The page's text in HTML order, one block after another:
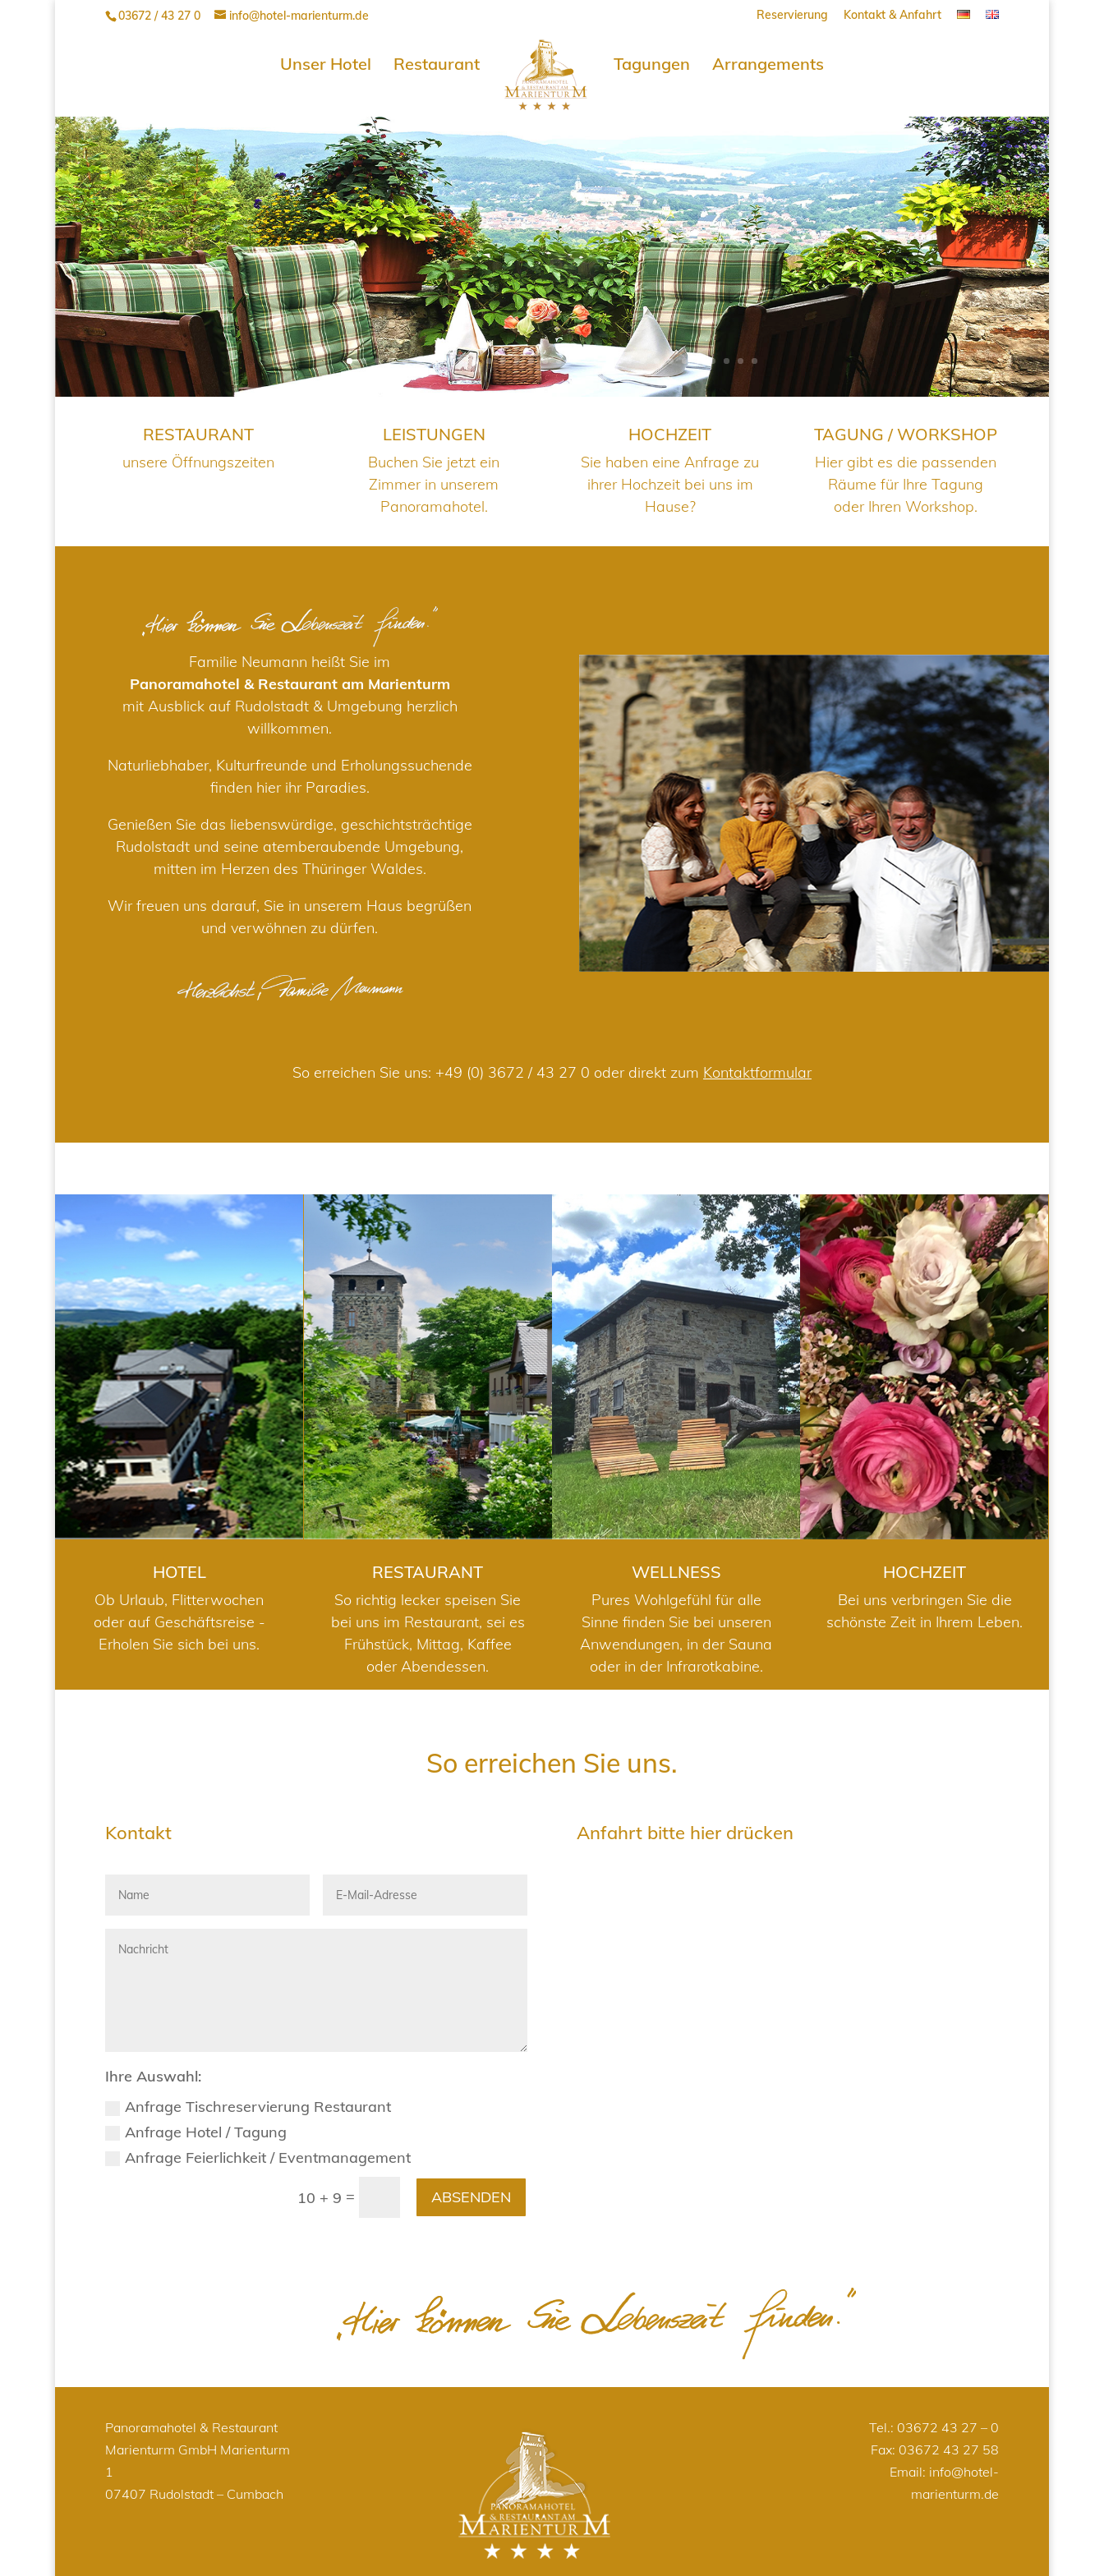
03672 / 43 27 0 info@hotel-marienturm.de Reservierung Kontakt & Anfahrt
Unser Hotel Restaurant Tagungen Arrangements
RESTAURANT
unsere Öffnungszeiten
LEISTUNGEN
Buchen Sie jetzt ein
Zimmer in unserem
Panoramahotel.
HOCHZEIT
Sie haben eine Anfrage zu
ihrer Hochzeit bei uns im
Hause?
TAGUNG / WORKSHOP
Hier gibt es die passenden
Räume für Ihre Tagung
oder Ihren Workshop.
Familie Neumann heißt Sie im
Panoramahotel & Restaurant am Marienturm
mit Ausblick auf Rudolstadt & Umgebung herzlich
willkommen.
Naturliebhaber, Kulturfreunde und Erholungssuchende
finden hier ihr Paradies.
Genießen Sie das liebenswürdige, geschichtsträchtige
Rudolstadt und seine atemberaubende Umgebung,
mitten im Herzen des Thüringer Waldes.
Wir freuen uns darauf, Sie in unserem Haus begrüßen
und verwöhnen zu dürfen.
So erreichen Sie uns: +49 (0) 3672 / 43 27 0 oder direkt zum Kontaktformular
HOTEL
HOTEL
Ob Urlaub, Flitterwochen
oder auf Geschäftsreise -
Erholen Sie sich bei uns.
RESTAURANT
RESTAURANT
So richtig lecker speisen Sie
bei uns im Restaurant, sei es
Frühstück, Mittag, Kaffee
oder Abendessen.
WELLNESS
WELLNESS
Pures Wohlgefühl für alle
Sinne finden Sie bei unseren
Anwendungen, in der Sauna
oder in der Infrarotkabine.
HOCHZEIT
HOCHZEIT
Bei uns verbringen Sie die
schönste Zeit in Ihrem Leben.
So erreichen Sie uns.
Kontakt
Ihre Auswahl:
Anfrage Tischreservierung Restaurant
Anfrage Hotel / Tagung
Anfrage Feierlichkeit / Eventmanagement
10 + 9 = ABSENDEN
Anfahrt bitte hier drücken
Panoramahotel & Restaurant
Marienturm GmbH Marienturm
1
07407 Rudolstadt – Cumbach
Tel.: 03672 43 27 – 0
Fax: 03672 43 27 58
Email: info@hotel-
marienturm.de